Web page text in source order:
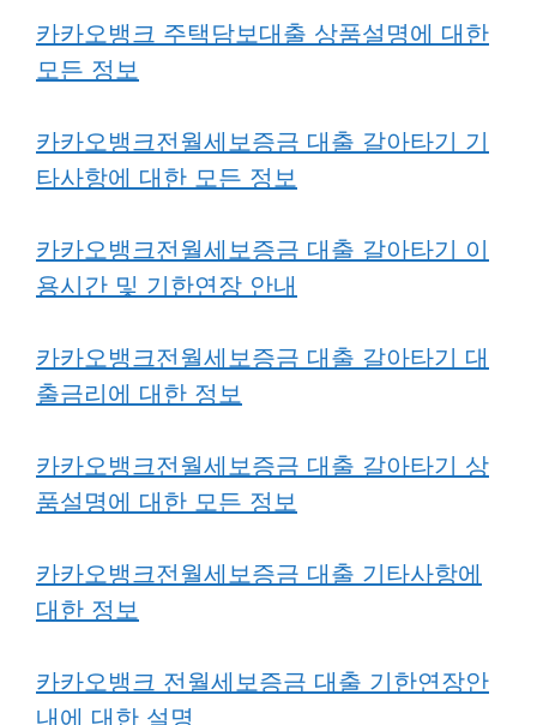
카카오뱅크 주택담보대출 상품설명에 대한
모든 정보
카카오뱅크전월세보증금 대출 갈아타기 기
타사항에 대한 모든 정보
카카오뱅크전월세보증금 대출 갈아타기 이
용시간 및 기한연장 안내
카카오뱅크전월세보증금 대출 갈아타기 대
출금리에 대한 정보
카카오뱅크전월세보증금 대출 갈아타기 상
품설명에 대한 모든 정보
카카오뱅크전월세보증금 대출 기타사항에
대한 정보
카카오뱅크 전월세보증금 대출 기한연장안
내에 대한 설명